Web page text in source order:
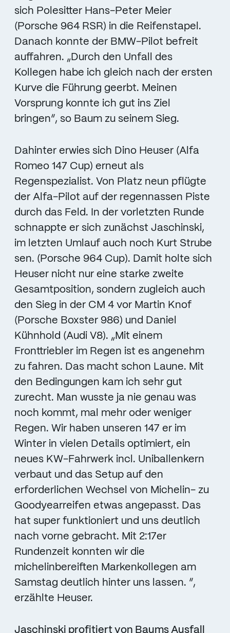
sich Polesitter Hans-Peter Meier
(Porsche 964 RSR) in die Reifenstapel.
Danach konnte der BMW-Pilot befreit
auffahren. „Durch den Unfall des
Kollegen habe ich gleich nach der ersten
Kurve die Führung geerbt. Meinen
Vorsprung konnte ich gut ins Ziel
bringen“, so Baum zu seinem Sieg.
Dahinter erwies sich Dino Heuser (Alfa
Romeo 147 Cup) erneut als
Regenspezialist. Von Platz neun pflügte
der Alfa-Pilot auf der regennassen Piste
durch das Feld. In der vorletzten Runde
schnappte er sich zunächst Jaschinski,
im letzten Umlauf auch noch Kurt Strube
sen. (Porsche 964 Cup). Damit holte sich
Heuser nicht nur eine starke zweite
Gesamtposition, sondern zugleich auch
den Sieg in der CM 4 vor Martin Knof
(Porsche Boxster 986) und Daniel
Kühnhold (Audi V8). „Mit einem
Fronttriebler im Regen ist es angenehm
zu fahren. Das macht schon Laune. Mit
den Bedingungen kam ich sehr gut
zurecht. Man wusste ja nie genau was
noch kommt, mal mehr oder weniger
Regen. Wir haben unseren 147 er im
Winter in vielen Details optimiert, ein
neues KW-Fahrwerk incl. Uniballenkern
verbaut und das Setup auf den
erforderlichen Wechsel von Michelin- zu
Goodyearreifen etwas angepasst. Das
hat super funktioniert und uns deutlich
nach vorne gebracht. Mit 2:17er
Rundenzeit konnten wir die
michelinbereiften Markenkollegen am
Samstag deutlich hinter uns lassen. “,
erzählte Heuser.
Jaschinski profitiert von Baums Ausfall